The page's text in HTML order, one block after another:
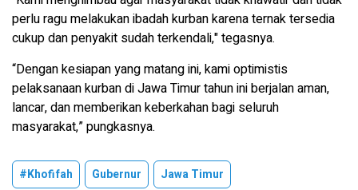
perlu ragu melakukan ibadah kurban karena ternak tersedia
cukup dan penyakit sudah terkendali," tegasnya.
“Dengan kesiapan yang matang ini, kami optimistis
pelaksanaan kurban di Jawa Timur tahun ini berjalan aman,
lancar, dan memberikan keberkahan bagi seluruh
masyarakat,” pungkasnya.
#Khofifah Gubernur Jawa Timur